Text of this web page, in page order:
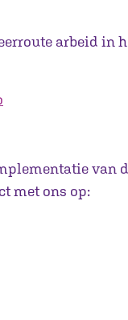
arbeid in
van
met ons op: